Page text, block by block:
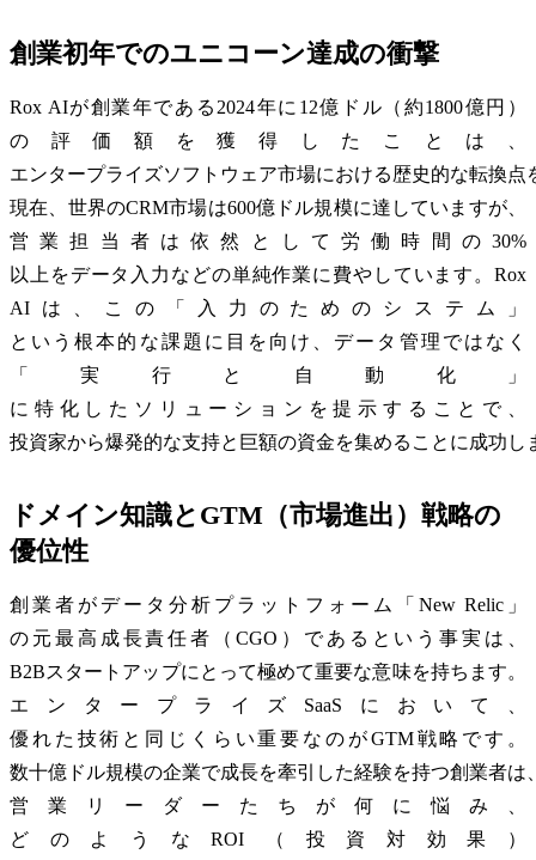
創業初年でのユニコーン達成の衝撃
Rox AIが創業年である2024年に12億ドル（約1800億円）
の評価額を獲得したことは、
エンタープライズソフトウェア市場における歴史的な転換点
現在、世界のCRM市場は600億ドル規模に達していますが、
営業担当者は依然として労働時間の30%
以上をデータ入力などの単純作業に費やしています。Rox
AIは、この「入力のためのシステム」
という根本的な課題に目を向け、データ管理ではなく
「実行と自動化」
に特化したソリューションを提示することで、
投資家から爆発的な支持と巨額の資金を集めることに成功し
ドメイン知識とGTM（市場進出）戦略の
優位性
創業者がデータ分析プラットフォーム「New Relic」
の元最高成長責任者（CGO）であるという事実は、
B2Bスタートアップにとって極めて重要な意味を持ちます。
エンタープライズSaaSにおいて、
優れた技術と同じくらい重要なのがGTM戦略です。
数十億ドル規模の企業で成長を牽引した経験を持つ創業者は
営業リーダーたちが何に悩み、
どのようなROI（投資対効果）